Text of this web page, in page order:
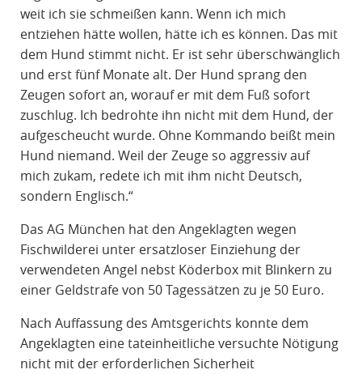
weit ich sie schmeißen kann. Wenn ich mich
entziehen hätte wollen, hätte ich es können. Das mit
dem Hund stimmt nicht. Er ist sehr überschwänglich
und erst fünf Monate alt. Der Hund sprang den
Zeugen sofort an, worauf er mit dem Fuß sofort
zuschlug. Ich bedrohte ihn nicht mit dem Hund, der
aufgescheucht wurde. Ohne Kommando beißt mein
Hund niemand. Weil der Zeuge so aggressiv auf
mich zukam, redete ich mit ihm nicht Deutsch,
sondern Englisch.“
Das AG München hat den Angeklagten wegen
Fischwilderei unter ersatzloser Einziehung der
verwendeten Angel nebst Köderbox mit Blinkern zu
einer Geldstrafe von 50 Tagessätzen zu je 50 Euro.
Nach Auffassung des Amtsgerichts konnte dem
Angeklagten eine tateinheitliche versuchte Nötigung
nicht mit der erforderlichen Sicherheit